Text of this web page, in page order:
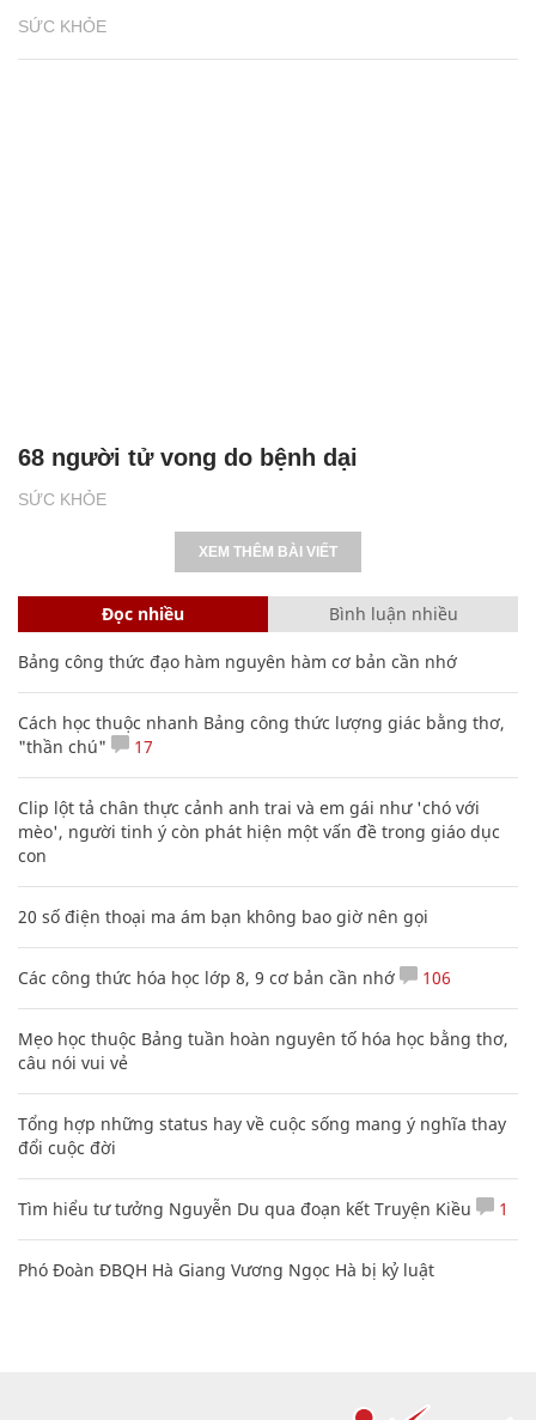
SỨC KHỎE
SỨC KHỎE
68 người tử vong do bệnh dại
XEM THÊM BÀI VIẾT
Đọc nhiều Bình luận nhiều
Bảng công thức đạo hàm nguyên hàm cơ bản cần nhớ
Cách học thuộc nhanh Bảng công thức lượng giác bằng thơ,
"thần chú"
17
Clip lột tả chân thực cảnh anh trai và em gái như 'chó với
mèo', người tinh ý còn phát hiện một vấn đề trong giáo dục
con
20 số điện thoại ma ám bạn không bao giờ nên gọi
Các công thức hóa học lớp 8, 9 cơ bản cần nhớ 106
Mẹo học thuộc Bảng tuần hoàn nguyên tố hóa học bằng thơ,
câu nói vui vẻ
Tổng hợp những status hay về cuộc sống mang ý nghĩa thay
đổi cuộc đời
Tìm hiểu tư tưởng Nguyễn Du qua đoạn kết Truyện Kiều 1
Phó Đoàn ĐBQH Hà Giang Vương Ngọc Hà bị kỷ luật